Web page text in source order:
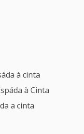
à cinta
à Cinta
a cinta